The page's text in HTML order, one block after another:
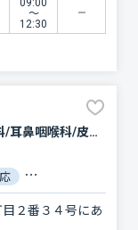
09:00
〜
12:30
内科/外科/整形外科/小児科/産婦人科/眼科/耳鼻咽喉科/皮膚科/泌尿器科/精神科・神経科/リハビリテーション/放射線科/麻酔科
駐車場あり
２番３４号にあ